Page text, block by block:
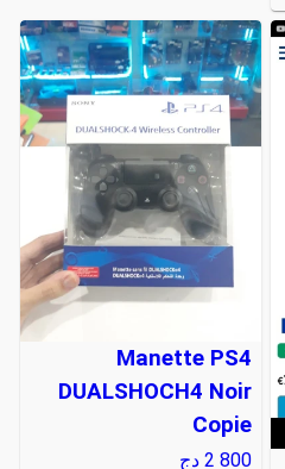
Manette PS4
DUALSHOCH4 Noir
Copie
2 800 دج